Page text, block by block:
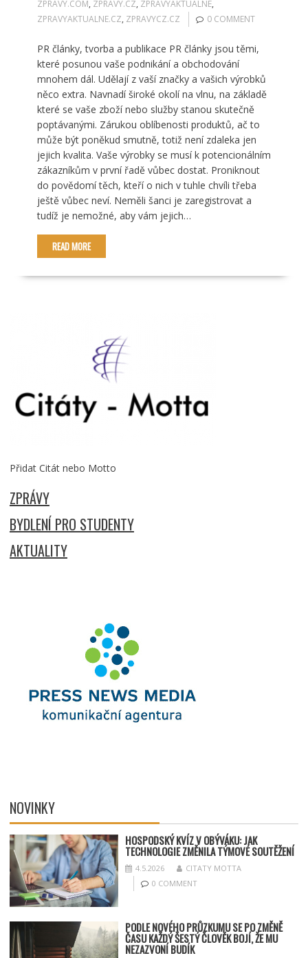
ZPRAVY.COM, ZPRAVY.CZ, ZPRAVYAKTUALNE,
ZPRAVYAKTUALNE.CZ, ZPRAVYCZ.CZ 0 COMMENT
PR články, tvorba a publikace PR články jsou těmi,
které posunou vaše podnikání a obchodování
mnohem dál. Udělají z vaší značky a vašich výrobků
něco extra. Navnadí široké okolí na vlnu, na základě
které se vaše zboží nebo služby stanou skutečně
poptávanými. Zárukou oblíbenosti produktů, ač to
může být poněkud smutně, totiž není zdaleka jen
jejich kvalita. Vaše výrobky se musí k potencionálním
zákazníkům v první řadě vůbec dostat. Proniknout
do povědomí těch, kteří o nich v tuhle chvíli třeba
ještě vůbec neví. Neměli šanci je zaregistrovat a
tudíž je nemožné, aby vám jejich…
READ MORE
Přidat Citát nebo Motto
ZPRÁVY
BYDLENÍ PRO STUDENTY
AKTUALITY
NOVINKY
HOSPODSKÝKVÍZ V OBÝVÁKU: JAK
TECHNOLOGIE ZMĚNILA TÝMOVÉ SOUTĚŽENÍ
4.5.2026
CITATY MOTTA
0 COMMENT
PODLE NOVÉHO PRŮZKUMU SE PO ZMĚNĚ
ČASU KAŽDÝ ŠESTÝ ČLOVĚK BOJÍ, ŽE MU
NEZAZVONÍ BUDÍK